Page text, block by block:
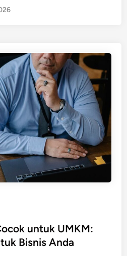
untuk UMKM:
Bisnis Anda